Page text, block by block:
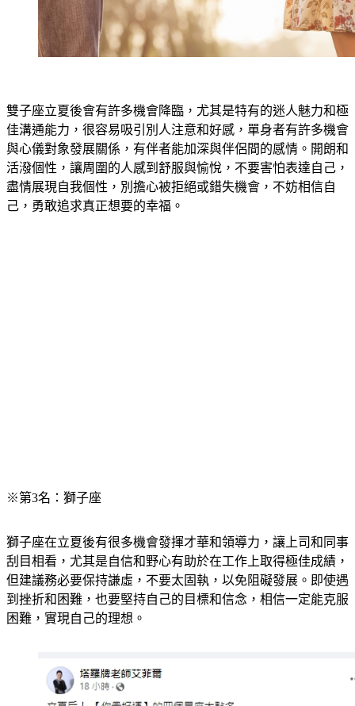
佳溝通能力，很容易吸引別人注意和好感，單身者有許多機會
與心儀對象發展關係，有伴者能加深與伴侶間的感情。開朗和
活潑個性，讓周圍的人感到舒服與愉悅，不要害怕表達自己，
盡情展現自我個性，別擔心被拒絕或錯失機會，不妨相信自
己，勇敢追求真正想要的幸福。
刮目相看，尤其是自信和野心有助於在工作上取得極佳成績，
但建議務必要保持謙虛，不要太固執，以免阻礙發展。即使遇
到挫折和困難，也要堅持自己的目標和信念，相信一定能克服
困難，實現自己的理想。